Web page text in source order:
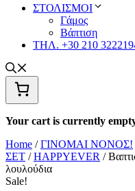
ΣΤΟΛΙΣΜΟΙ
Γάμος
Βάπτιση
ΤΗΛ. +30 210
Your cart is currently
Home /ΓΙΝΟΜΑΙ ΝΟΝΟΣ!
ΣΕΤ /HAPPYEVER /
λουλούδια
Sale!